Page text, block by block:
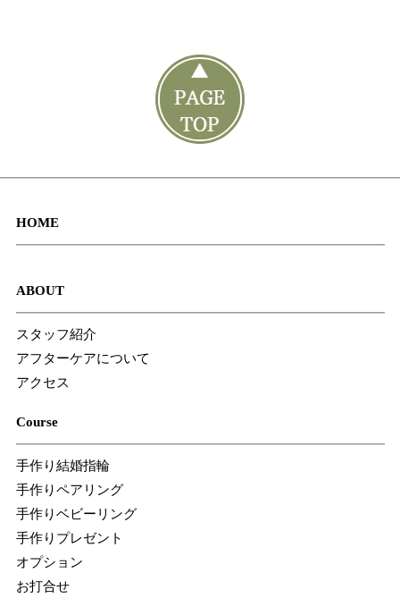
HOME
ABOUT
スタッフ紹介
アフターケアについて
アクセス
Course
手作り結婚指輪
手作りペアリング
手作りベビーリング
手作りプレゼント
オプション
お打合せ